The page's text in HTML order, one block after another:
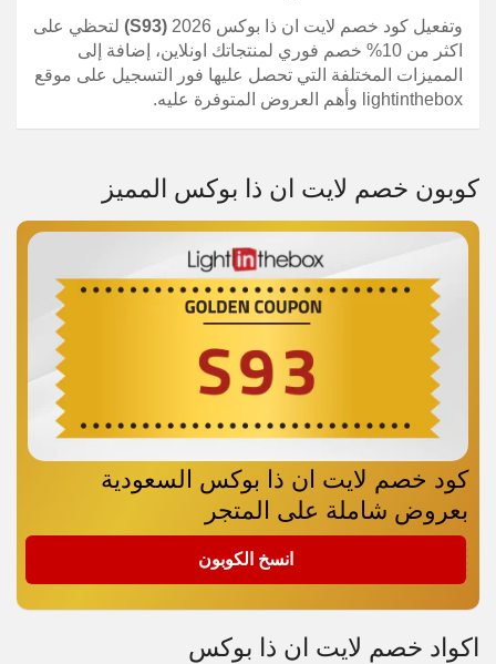
وتفعيل كود خصم لايت ان ذا بوكس 2026 (S93)
لتحظي على
اكثر من 10% خصم فوري لمنتجاتك اونلاين، إضافة إلى
المميزات المختلفة التي تحصل عليها فور التسجيل على موقع
lightinthebox وأهم العروض المتوفرة عليه.
كوبون خصم لايت ان ذا بوكس المميز
كود خصم لايت ان ذا بوكس السعودية
بعروض شاملة على المتجر
انسخ الكوبون
اكواد خصم لايت ان ذا بوكس